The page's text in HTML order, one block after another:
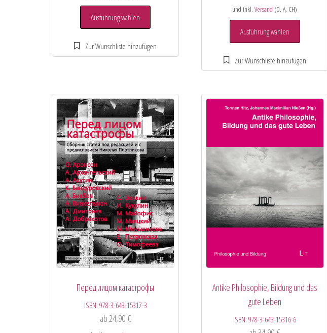
Ausführung wählen
und inkl.Versand (D, A, CH)
Ausführung wählen
Перед лицом катастрофы
ISBN: 978-3-643-15317-3
ab24,90 €
Antike Philosophie, Bildung und das
gute Leben
ISBN:978-3-643-15316-6